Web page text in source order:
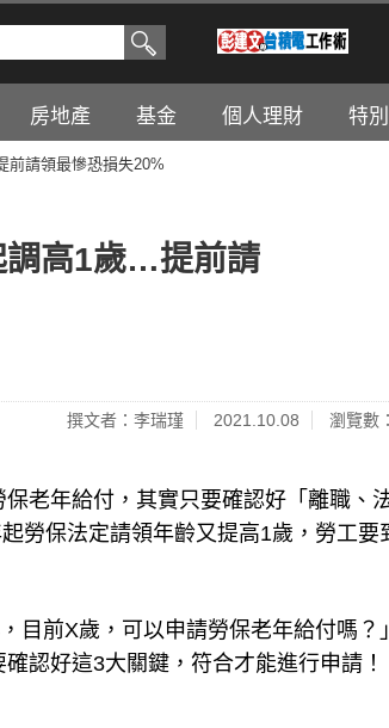
房地產 基金 個人理財 特
前請領最慘恐損失20%
調高1歲…提前請
撰文者：李瑞瑾 2021.10.08 瀏覽數
老年給付，其實只要確認好「離職、
勞保法定請領年齡又提高1歲，勞工要
目前X歲，可以申請勞保老年給付嗎？
認好這3大關鍵，符合才能進行申請！